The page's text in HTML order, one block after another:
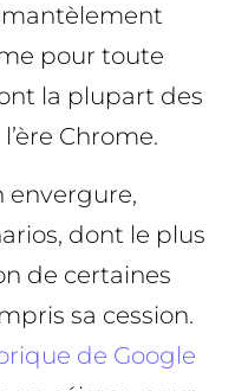
pour toute
la plupart des
Chrome.
envergure,
dont le plus
de certaines
sa cession.
de Google